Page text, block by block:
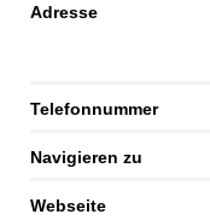
Adresse
Telefonnummer
Navigieren zu
Webseite